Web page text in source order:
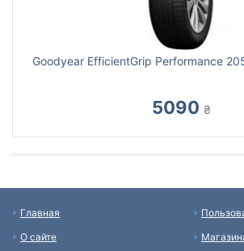
Goodyear EfficientGrip Performance
5090 ₴
Главная
О сайте